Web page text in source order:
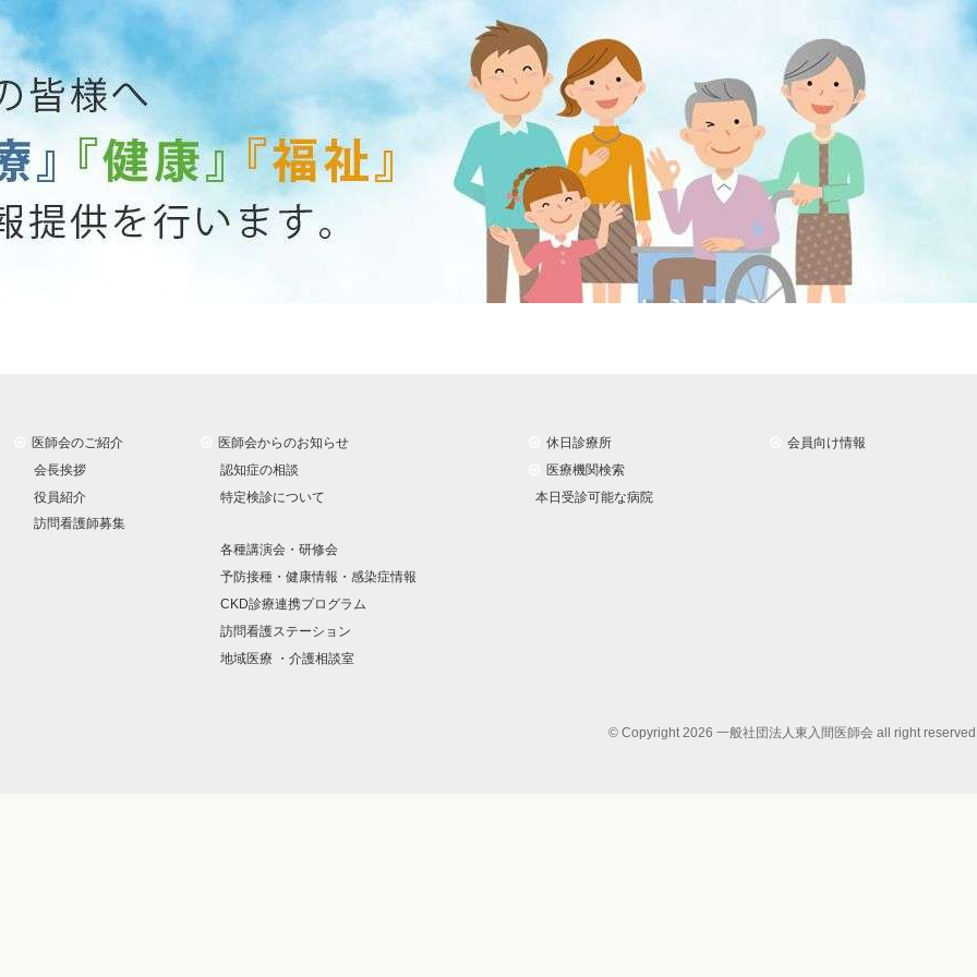
医師会のご紹介
会長挨拶
役員紹介
訪問看護師募集
医師会からのお知らせ
認知症の相談
特定検診について
各種講演会・研修会
予防接種・健康情報・感染症情報
CKD診療連携プログラム
訪問看護ステーション
地域医療 ・介護相談室
休日診療所
医療機関検索
本日受診可能な病院
会員向け情報
© Copyright 2026 一般社団法人東入間医師会 all right